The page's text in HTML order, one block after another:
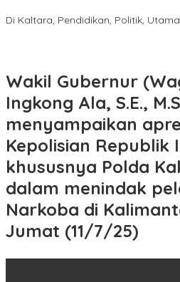
Di Kaltara, Pendidikan, Politik, Utama
Wakil Gubernur
Ingkong Ala, S.E.,
menyampaikan
Kepolisian Republik
khususnya Polda
dalam menindak
Narkoba di
Jumat (11/7/25)